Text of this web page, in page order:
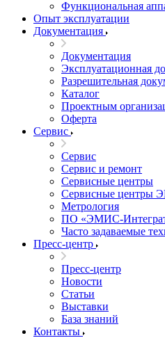
Функциональная
Опыт эксплуатации
Документация
Документация
Эксплуатационная
Разрешительная
Каталог
Проектным
Оферта
Сервис
Сервис
Сервис и ремонт
Сервисные центры
Сервисные центры
Метрология
ПО «ЭМИС-
Часто задаваемые
Пресс-центр
Пресс-центр
Новости
Статьи
Выставки
База знаний
Контакты